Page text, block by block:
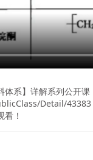
系】详解系列公开课
Detail/43383
！